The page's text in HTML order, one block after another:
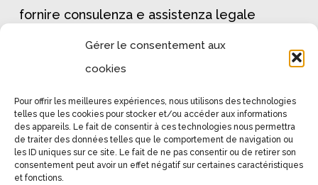
Gérer le consentement aux
cookies
Pour offrir les meilleures expériences, nous utilisons des technologies
telles que les cookies pour stocker et/ou accéder aux informations
des appareils. Le fait de consentir à ces technologies nous permettra
de traiter des données telles que le comportement de navigation ou
les ID uniques sur ce site. Le fait de ne pas consentir ou de retirer son
consentement peut avoir un effet négatif sur certaines caractéristiques
et fonctions.
fornire consulenza e assistenza legale
specializzata nel settore del CBD, navigando
le sfide poste dalla legislazione attuale e
clienti